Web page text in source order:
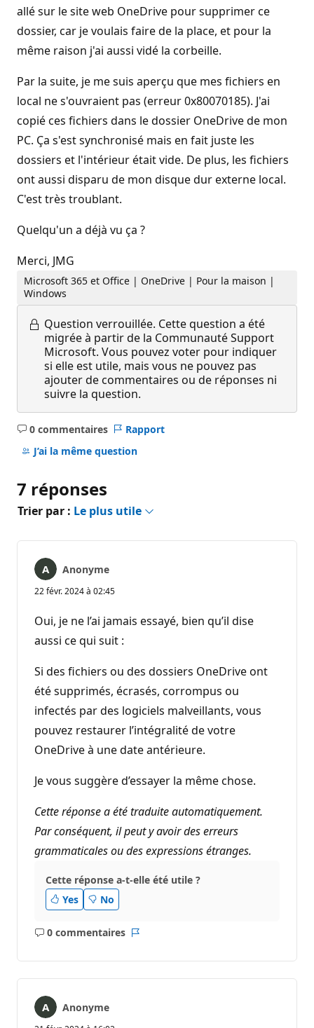
allé sur le site web OneDrive pour supprimer ce
dossier, car je voulais faire de la place, et pour la
même raison j'ai aussi vidé la corbeille.
Par la suite, je me suis aperçu que mes fichiers en
local ne s'ouvraient pas (erreur 0x80070185). J'ai
copié ces fichiers dans le dossier OneDrive de mon
PC. Ça s'est synchronisé mais en fait juste les
dossiers et l'intérieur était vide. De plus, les fichiers
ont aussi disparu de mon disque dur externe local.
C'est très troublant.
Quelqu'un a déjà vu ça ?
Merci, JMG
Microsoft 365 et Office | OneDrive | Pour la maison |
Windows
Question verrouillée. Cette question a été
migrée à partir de la Communauté Support
Microsoft. Vous pouvez voter pour indiquer
si elle est utile, mais vous ne pouvez pas
ajouter de commentaires ou de réponses ni
suivre la question.
0 commentaires
Aucun
commentaire
Rapport
J’ai la même question
7 réponses
Trier par : Le plus utile
Anonyme
22 févr. 2024 à 02:45
Oui, je ne l’ai jamais essayé, bien qu’il dise
aussi ce qui suit :
Si des fichiers ou des dossiers OneDrive ont
été supprimés, écrasés, corrompus ou
infectés par des logiciels malveillants, vous
pouvez restaurer l’intégralité de votre
OneDrive à une date antérieure.
Je vous suggère d’essayer la même chose.
Cette réponse a été traduite automatiquement.
Par conséquent, il peut y avoir des erreurs
grammaticales ou des expressions étranges.
Cette réponse a-t-elle été utile ?
Yes
No
0 commentaires
Aucun
Anonyme